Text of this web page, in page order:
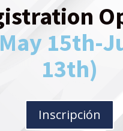
15th-
13th)
Inscripción